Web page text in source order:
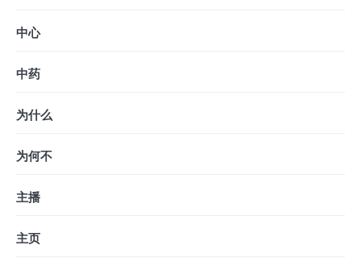
中心
中药
为什么
为何不
主播
主页